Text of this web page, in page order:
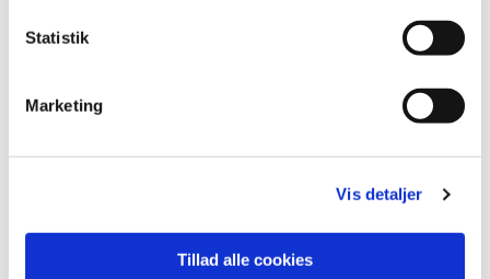
Statistik
Marketing
Vis detaljer
Tillad alle cookies